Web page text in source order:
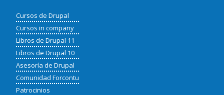
Cursos de Drupal
Cursos in company
Libros de Drupal 11
Libros de Drupal 10
Asesoría de Drupal
Comunidad Forcontu
Patrocinios